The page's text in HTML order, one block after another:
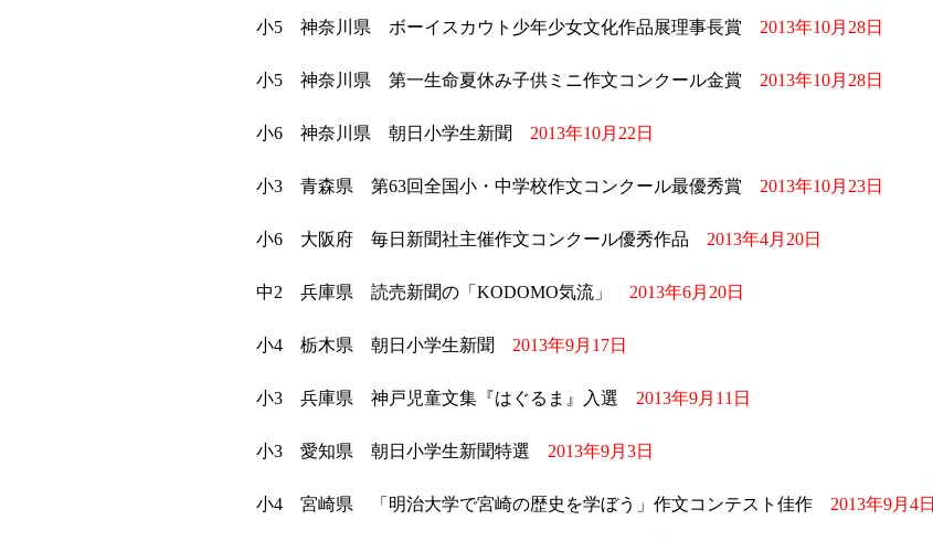
小5 神奈川県 ボーイスカウト少年少女文化作品展理事長賞 2013年10月28日
小5 神奈川県 第一生命夏休み子供ミニ作文コンクール金賞 2013年10月28日
小6 神奈川県 朝日小学生新聞 2013年10月22日
小3 青森県 第63回全国小・中学校作文コンクール最優秀賞 2013年10月23日
小6 大阪府 毎日新聞社主催作文コンクール優秀作品 2013年4月20日
中2 兵庫県 読売新聞の「KODOMO気流」 2013年6月20日
小4 栃木県 朝日小学生新聞 2013年9月17日
小3 兵庫県 神戸児童文集『はぐるま』入選 2013年9月11日
小3 愛知県 朝日小学生新聞特選 2013年9月3日
小4 宮崎県 「明治大学で宮崎の歴史を学ぼう」作文コンテスト佳作 2013年9月4日